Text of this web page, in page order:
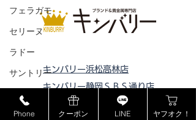
フェラガモ
セリーヌ
ラドー
サントリー
MCM
ミュウミュウ
キンバリー浜松高林店
キンバリー静岡ＳＢＳ通り店
キンバリー藤枝インター店
Phone クーポン LINE ヤフオク！